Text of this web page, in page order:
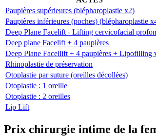
Paupières supérieures (blépharoplastie x2)
Paupières inférieures (poches) (blépharoplastie
Deep Plane Facelift - Lifting cervicofacial
Deep plane Facelift + 4 paupières
Deep Plane Facellift + 4 paupières + Lipofilling
Rhinoplastie de préservation
Otoplastie par suture (oreilles décollées)
Otoplastie : 1 oreille
Otoplastie : 2 oreilles
Lip Lift
Prix chirurgie intime de la